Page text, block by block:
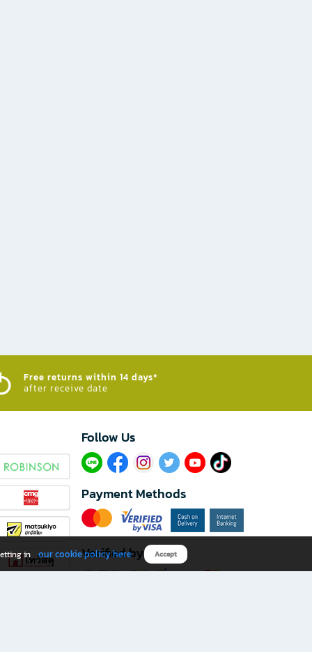
Free returns within 14 days*
after receive date
Follow Us​
Payment Methods
Verified by
in our cookie policy here Accept